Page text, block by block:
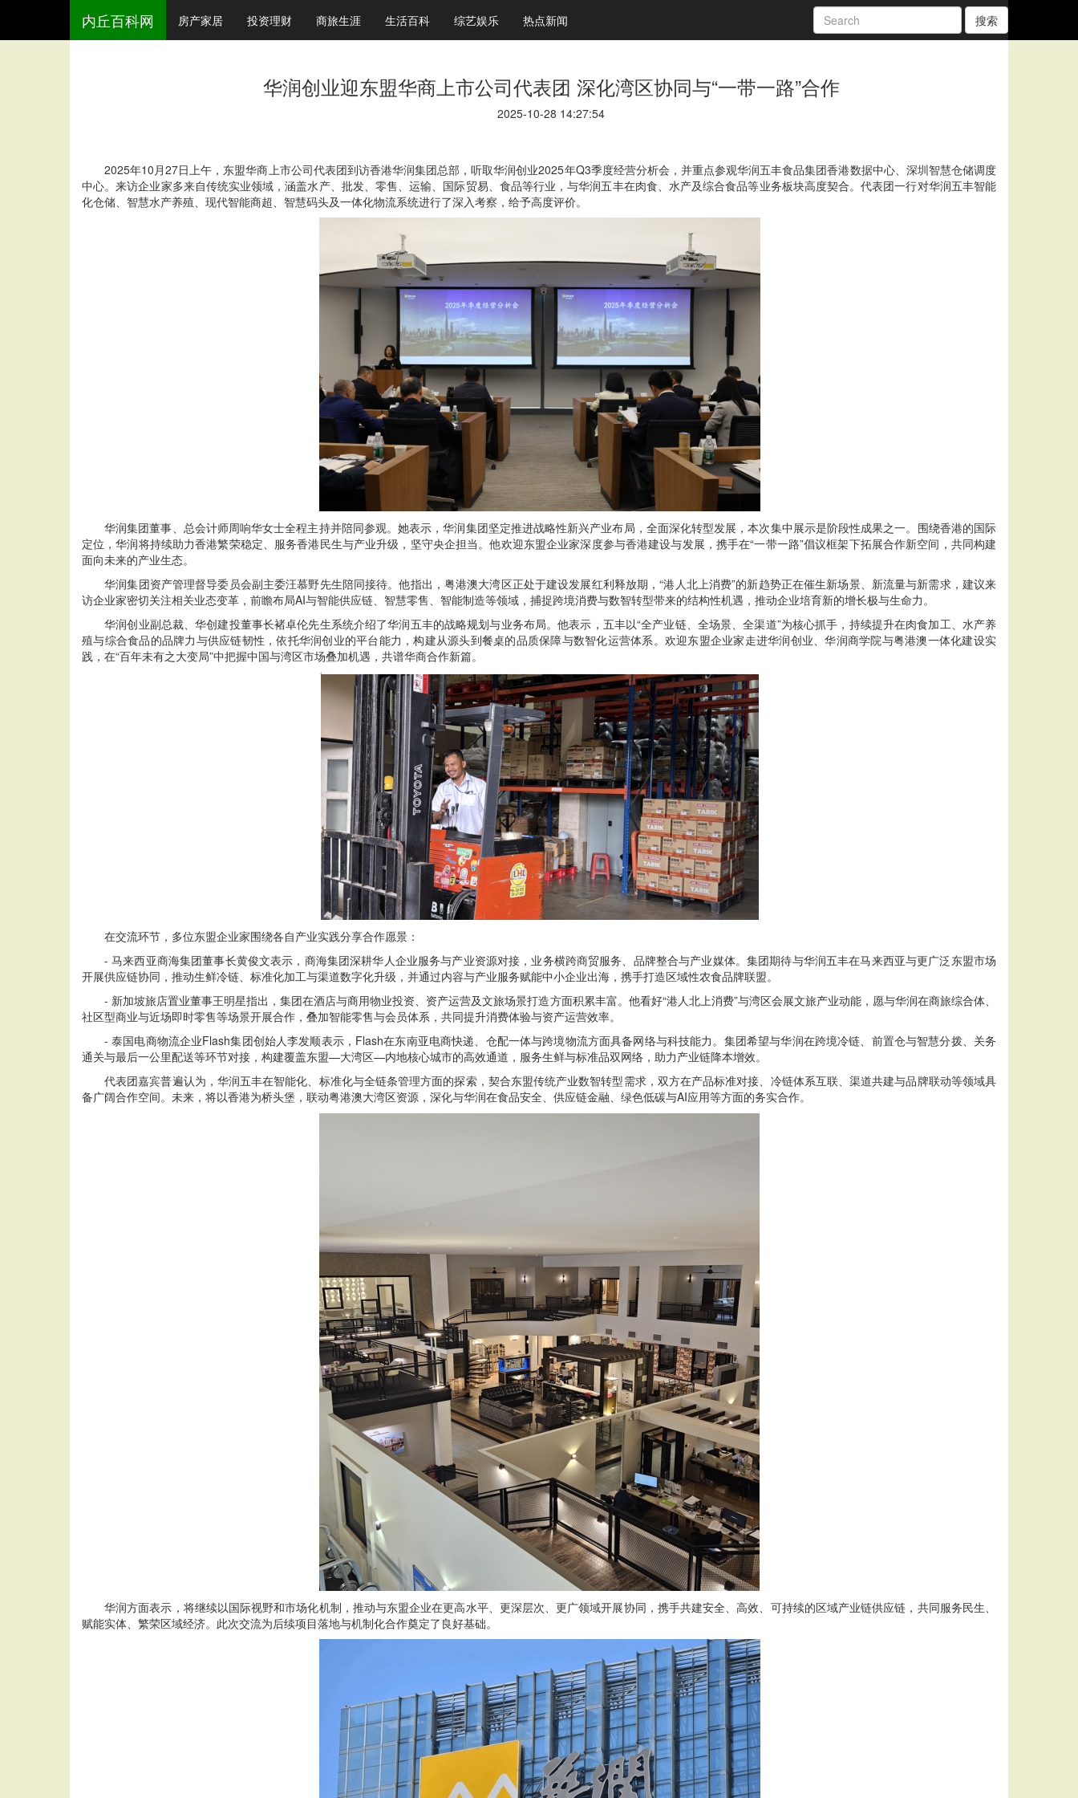
内丘百科网 房产家居 投资理财 商旅生涯 生活百科 综艺娱乐 热点新闻 搜索
华润创业迎东盟华商上市公司代表团 深化湾区协同与“一带一路”合作
2025-10-28 14:27:54
2025年10月27日上午，东盟华商上市公司代表团到访香港华润集团总部，听取华润创业2025年Q3季度经营分析会，并重点参观华润五丰食品集团香港数据中心、深圳智慧仓储调度
中心。来访企业家多来自传统实业领域，涵盖水产、批发、零售、运输、国际贸易、食品等行业，与华润五丰在肉食、水产及综合食品等业务板块高度契合。代表团一行对华润五丰智能
化仓储、智慧水产养殖、现代智能商超、智慧码头及一体化物流系统进行了深入考察，给予高度评价。
华润集团董事、总会计师周响华女士全程主持并陪同参观。她表示，华润集团坚定推进战略性新兴产业布局，全面深化转型发展，本次集中展示是阶段性成果之一。围绕香港的国际
定位，华润将持续助力香港繁荣稳定、服务香港民生与产业升级，坚守央企担当。他欢迎东盟企业家深度参与香港建设与发展，携手在“一带一路”倡议框架下拓展合作新空间，共同构建
面向未来的产业生态。
华润集团资产管理督导委员会副主委汪慕野先生陪同接待。他指出，粤港澳大湾区正处于建设发展红利释放期，“港人北上消费”的新趋势正在催生新场景、新流量与新需求，建议来
访企业家密切关注相关业态变革，前瞻布局AI与智能供应链、智慧零售、智能制造等领域，捕捉跨境消费与数智转型带来的结构性机遇，推动企业培育新的增长极与生命力。
华润创业副总裁、华创建投董事长褚卓伦先生系统介绍了华润五丰的战略规划与业务布局。他表示，五丰以“全产业链、全场景、全渠道”为核心抓手，持续提升在肉食加工、水产养
殖与综合食品的品牌力与供应链韧性，依托华润创业的平台能力，构建从源头到餐桌的品质保障与数智化运营体系。欢迎东盟企业家走进华润创业、华润商学院与粤港澳一体化建设实
践，在“百年未有之大变局”中把握中国与湾区市场叠加机遇，共谱华商合作新篇。
在交流环节，多位东盟企业家围绕各自产业实践分享合作愿景：
- 马来西亚商海集团董事长黄俊文表示，商海集团深耕华人企业服务与产业资源对接，业务横跨商贸服务、品牌整合与产业媒体。集团期待与华润五丰在马来西亚与更广泛东盟市场
开展供应链协同，推动生鲜冷链、标准化加工与渠道数字化升级，并通过内容与产业服务赋能中小企业出海，携手打造区域性农食品牌联盟。
- 新加坡旅店置业董事王明星指出，集团在酒店与商用物业投资、资产运营及文旅场景打造方面积累丰富。他看好“港人北上消费”与湾区会展文旅产业动能，愿与华润在商旅综合体、
社区型商业与近场即时零售等场景开展合作，叠加智能零售与会员体系，共同提升消费体验与资产运营效率。
- 泰国电商物流企业Flash集团创始人李发顺表示，Flash在东南亚电商快递、仓配一体与跨境物流方面具备网络与科技能力。集团希望与华润在跨境冷链、前置仓与智慧分拨、关务
通关与最后一公里配送等环节对接，构建覆盖东盟—大湾区—内地核心城市的高效通道，服务生鲜与标准品双网络，助力产业链降本增效。
代表团嘉宾普遍认为，华润五丰在智能化、标准化与全链条管理方面的探索，契合东盟传统产业数智转型需求，双方在产品标准对接、冷链体系互联、渠道共建与品牌联动等领域具
备广阔合作空间。未来，将以香港为桥头堡，联动粤港澳大湾区资源，深化与华润在食品安全、供应链金融、绿色低碳与AI应用等方面的务实合作。
华润方面表示，将继续以国际视野和市场化机制，推动与东盟企业在更高水平、更深层次、更广领域开展协同，携手共建安全、高效、可持续的区域产业链供应链，共同服务民生、
赋能实体、繁荣区域经济。此次交流为后续项目落地与机制化合作奠定了良好基础。